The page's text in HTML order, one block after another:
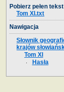
Pobierz pełen tekst
Tom XI.txt
Nawigacja
Słownik
krajów
Tom XI
Hasła